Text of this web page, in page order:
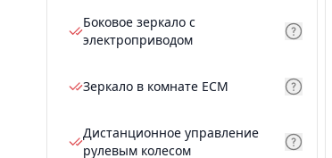
Боковое зеркало с
электроприводом
Зеркало в комнате ECM
Дистанционное управление
рулевым колесом